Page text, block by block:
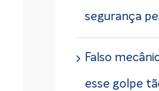
segurança
Falso
esse golpe